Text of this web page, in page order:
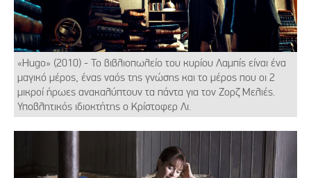
«Hugo» (2010) - Το βιβλιοπωλείο του κυρίου Λαμπίς είναι ένα
μαγικό μέρος, ένας ναός της γνώσης και το μέρος που οι 2
μικροί ήρωες ανακαλύπτουν τα πάντα για τον Ζορζ Μελιές.
Υποβλητικός ιδιοκτήτης ο Κρίστοφερ Λι.